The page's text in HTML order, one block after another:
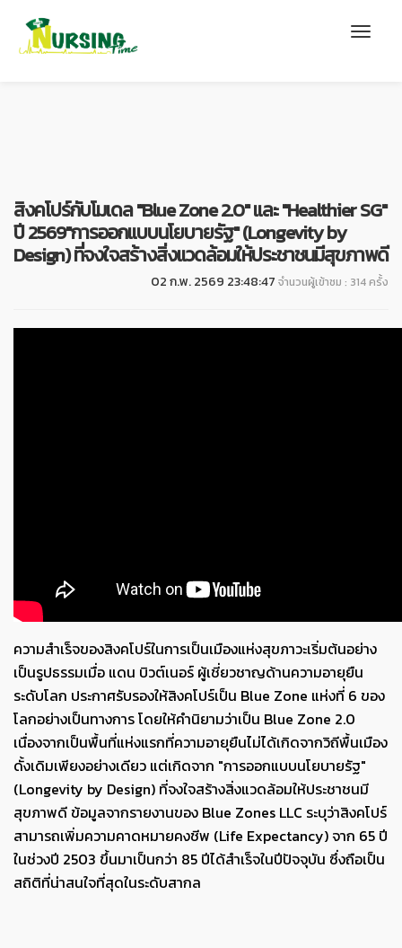
สิงคโปร์กับโมเดล "Blue Zone 2.0" และ "Healthier SG"
ปี 2569"การออกแบบนโยบายรัฐ" (Longevity by
Design) ที่จงใจสร้างสิ่งแวดล้อมให้ประชาชนมีสุขภาพดี
02 ก.พ. 2569 23:48:47 จำนวนผู้เข้าชม : 314 ครั้ง
ความสำเร็จของสิงคโปร์ในการเป็นเมืองแห่งสุขภาวะเริ่มต้นอย่าง
เป็นรูปธรรมเมื่อ แดน บิวต์เนอร์ ผู้เชี่ยวชาญด้านความอายุยืน
ระดับโลก ประกาศรับรองให้สิงคโปร์เป็น Blue Zone แห่งที่ 6 ของ
โลกอย่างเป็นทางการ โดยให้คำนิยามว่าเป็น Blue Zone 2.0
เนื่องจากเป็นพื้นที่แห่งแรกที่ความอายุยืนไม่ได้เกิดจากวิถีพื้นเมือง
ดั้งเดิมเพียงอย่างเดียว แต่เกิดจาก "การออกแบบนโยบายรัฐ"
(Longevity by Design) ที่จงใจสร้างสิ่งแวดล้อมให้ประชาชนมี
สุขภาพดี ข้อมูลจากรายงานของ Blue Zones LLC ระบุว่าสิงคโปร์
สามารถเพิ่มความคาดหมายคงชีพ (Life Expectancy) จาก 65 ปี
ในช่วงปี 2503 ขึ้นมาเป็นกว่า 85 ปีได้สำเร็จในปีปัจจุบัน ซึ่งถือเป็น
สถิติที่น่าสนใจที่สุดในระดับสากล